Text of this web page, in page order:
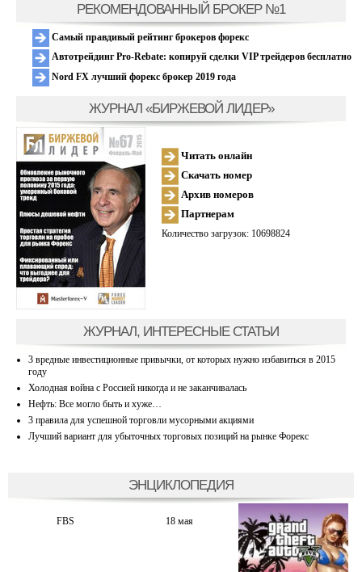
РЕКОМЕНДОВАННЫЙ БРОКЕР №1
Самый правдивый рейтинг брокеров форекс
Автотрейдинг Pro-Rebate: копируй сделки VIP трейдеров бесплатно
Nord FX лучший форекс брокер 2019 года
ЖУРНАЛ «БИРЖЕВОЙ ЛИДЕР»
Читать онлайн
Скачать номер
Архив номеров
Партнерам
Количество загрузок: 10698824
ЖУРНАЛ, ИНТЕРЕСНЫЕ СТАТЬИ
3 вредные инвестиционные привычки, от которых нужно избавиться в 2015
году
Холодная война с Россией никогда и не заканчивалась
Нефть: Все могло быть и хуже…
3 правила для успешной торговли мусорными акциями
Лучший вариант для убыточных торговых позиций на рынке Форекс
ЭНЦИКЛОПЕДИЯ
FBS 18 мая